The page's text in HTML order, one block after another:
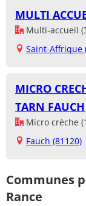
MULTI
Multi-accueil
Saint-Affrique
MICRO
TARN FAUCH
Micro crèche
Fauch (81120)
Communes
Rance